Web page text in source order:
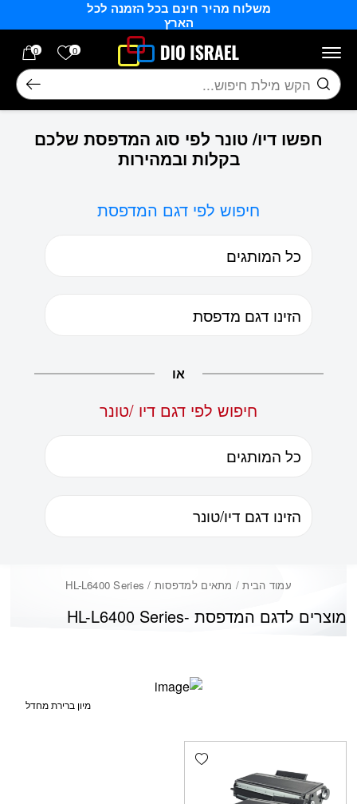
משלוח מהיר חינם בכל הזמנה לכל
הארץ
0 הרשימה
0
חיפוש
חפשו דיו/ טונר לפי סוג המדפסת שלכם
בקלות ובמהירות
חיפוש לפי דגם המדפסת
או
חיפוש לפי דגם דיו /טונר
עמוד הבית/ מתאים למדפסות / HL-L6400 Series
HL-L6400 Seriesמוצרים לדגם המדפסת -
Add wishlist